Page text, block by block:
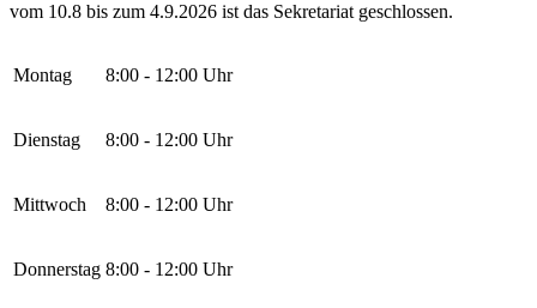
vom 10.8 bis zum 4.9.2026 ist das Sekretariat geschlossen.
Montag 8:00 - 12:00 Uhr
Dienstag 8:00 - 12:00 Uhr
Mittwoch 8:00 - 12:00 Uhr
Donnerstag 8:00 - 12:00 Uhr